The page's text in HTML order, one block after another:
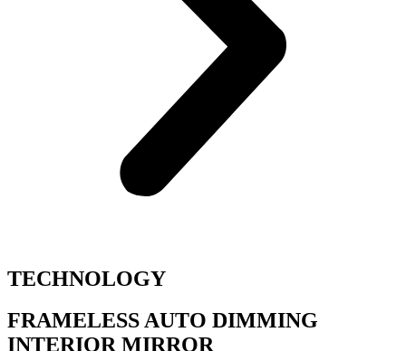
TECHNOLOGY
FRAMELESS AUTO DIMMING
INTERIOR MIRROR